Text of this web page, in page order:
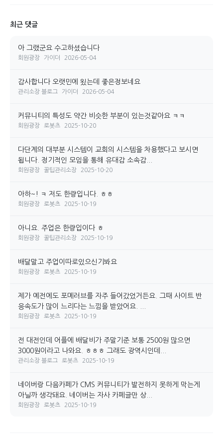
최근 댓글
아 그랬군요 수고하셨습니다
회원광장 가이더 2026-05-04
감사합니다 오랫민에 욌는데 좋은정보네요
관리소장 블로그 가이더 2026-05-04
커뮤니티의 특성도 약간 비슷한 부분이 있는것같아요 ㅋㅋ
회원광장 로봇츠 2025-10-20
다단계의 대부분 시스템이 교회의 시스템을 차용했다고 보시면
됩니다. 정기적인 모임을 통해 유대감 소속감...
회원광장 꿀팁관리소장 2025-10-20
아하~! ㅋ 저도 한량입니다. ㅎㅎ
회원광장 로봇츠 2025-10-19
아니요. 주업은 한량입이다 ㅎ
회원광장 꿀팁관리소장 2025-10-19
배달말고 주업이따로있으신기봐요
회원광장 로봇츠 2025-10-19
제가 예전에도 포메러브를 자주 들어갔었거든요. 그때 사이트 반
응속도가 많이 느리다는 느낌을 받았어요. ...
회원광장 로봇츠 2025-10-19
전 대전인데 어플에 배달비가 주말기준 보통 2500원 많으면
3000원이라고 나와요. ㅎㅎㅎ 그래도 광역시인데...
관리소장 블로그 로봇츠 2025-10-19
네이버랑 다음카페가 CMS 커뮤니티가 발전하지 못하게 막는게
아닐까 생각돼요. 네이버는 자사 카페글만 상...
회원광장 로봇츠 2025-10-19